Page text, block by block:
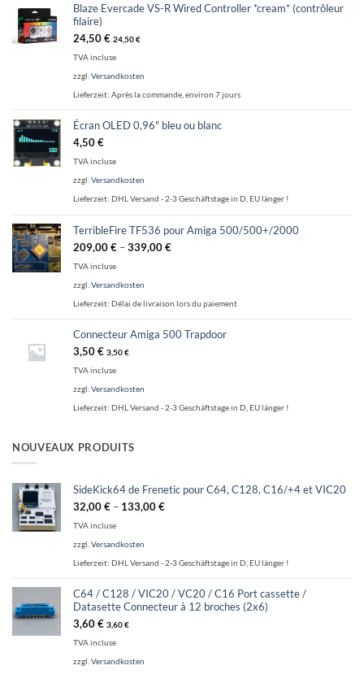
Blaze Evercade VS-R Wired Controller *cream* (contrôleur
filaire)
24,50€ 24,50€
TVA incluse
zzgl. Versandkosten
Lieferzeit: Après la commande, environ 7 jours
Écran OLED 0,96" bleu ou blanc
4,50€
TVA incluse
zzgl. Versandkosten
Lieferzeit: DHL Versand - 2-3 Geschäftstage in D, EU länger !
TerribleFire TF536 pour Amiga 500/500+/2000
209,00€ –339,00€
TVA incluse
zzgl. Versandkosten
Lieferzeit: Délai de livraison lors du paiement
Connecteur Amiga 500 Trapdoor
3,50€ 3,50€
TVA incluse
zzgl. Versandkosten
Lieferzeit: DHL Versand - 2-3 Geschäftstage in D, EU länger !
NOUVEAUX PRODUITS
SideKick64 de Frenetic pour C64, C128, C16/+4 et VIC20
32,00€ – 133,00€
TVA incluse
zzgl. Versandkosten
Lieferzeit: DHL Versand - 2-3 Geschäftstage in D, EU länger !
C64 / C128 / VIC20 / VC20 / C16 Port cassette /
Datasette Connecteur à 12 broches (2x6)
3,60€ 3,60€
TVA incluse
zzgl.Versandkosten